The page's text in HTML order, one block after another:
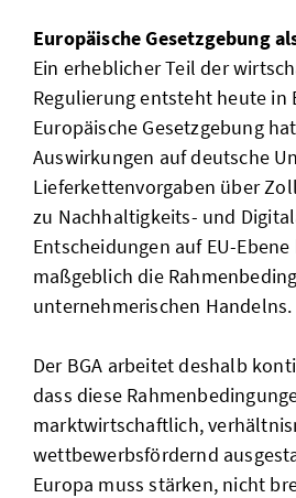
Europäische Gesetzgebung
Ein erheblicher Teil der
Regulierung entsteht heute in
Europäische Gesetzgebung
Auswirkungen auf deutsche
Lieferkettenvorgaben über
zu Nachhaltigkeits- und
Entscheidungen auf EU-
maßgeblich die
unternehmerischen Handelns.
Der BGA arbeitet deshalb
dass diese
marktwirtschaftlich,
wettbewerbsfördernd
Europa muss stärken, nicht